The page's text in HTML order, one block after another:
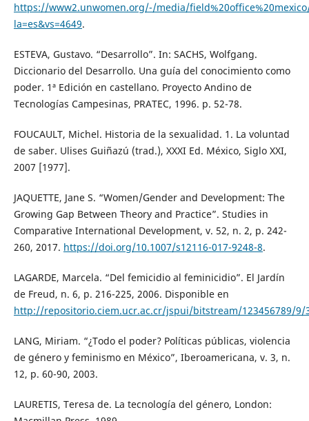
https://www2.unwomen.org/-/media/
la=es&vs=4649.
ESTEVA, Gustavo. “Desarrollo”. In: SACHS, Wolfgang.
Diccionario del Desarrollo. Una guía del conocimiento como
poder. 1ª Edición en castellano. Proyecto Andino de
Tecnologías Campesinas, PRATEC, 1996. p. 52-78.
FOUCAULT, Michel. Historia de la sexualidad. 1. La voluntad
de saber. Ulises Guiñazú (trad.), XXXI Ed. México, Siglo XXI,
2007 [1977].
JAQUETTE, Jane S. “Women/Gender and Development: The
Growing Gap Between Theory and Practice”. Studies in
Comparative International Development, v. 52, n. 2, p. 242-
260, 2017. https://doi.org/10.1007/s12116-017-9248-8.
LAGARDE, Marcela. “Del femicidio al feminicidio”. El Jardín
de Freud, n. 6, p. 216-225, 2006. Disponible en
http://repositorio.ciem.ucr.ac.cr/jspui/bitstream/123456789/9/
LANG, Miriam. “¿Todo el poder? Políticas públicas, violencia
de género y feminismo en México”, Iberoamericana, v. 3, n.
12, p. 60-90, 2003.
LAURETIS, Teresa de. La tecnología del género, London: